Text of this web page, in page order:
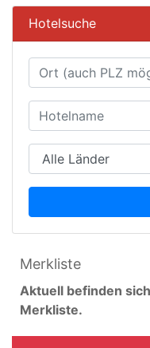
Hotelsuche
Merkliste
Aktuell befinden
Merkliste.